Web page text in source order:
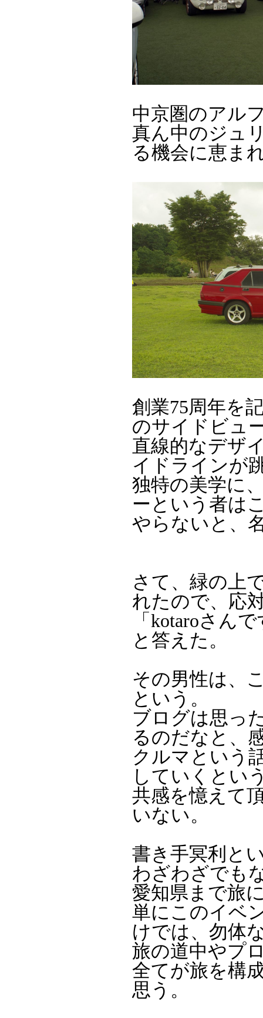
中京圏のアル
真ん中のジュ
る機会に恵ま
創業75周年を
のサイドビュ
直線的なデザ
イドラインが
独特の美学に
ーという者は
やらないと、
さて、緑の上
れたので、応
「kotaroさん
と答えた。
その男性は、
という。
ブログは思っ
るのだなと、
クルマという
していくとい
共感を憶えて
いない。
書き手冥利と
わざわざでも
愛知県まで旅
単にこのイベ
けでは、勿体
旅の道中やプ
全てが旅を構
思う。